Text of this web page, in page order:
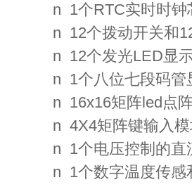
n 1个RTC实时时钟
n 12个拨动开关和
n 12个发光LED显
n 1个八位七段码管
n 16x16矩阵led点
n 4X4矩阵键输入
n 1个电压控制的直
n 1个数字温度传感